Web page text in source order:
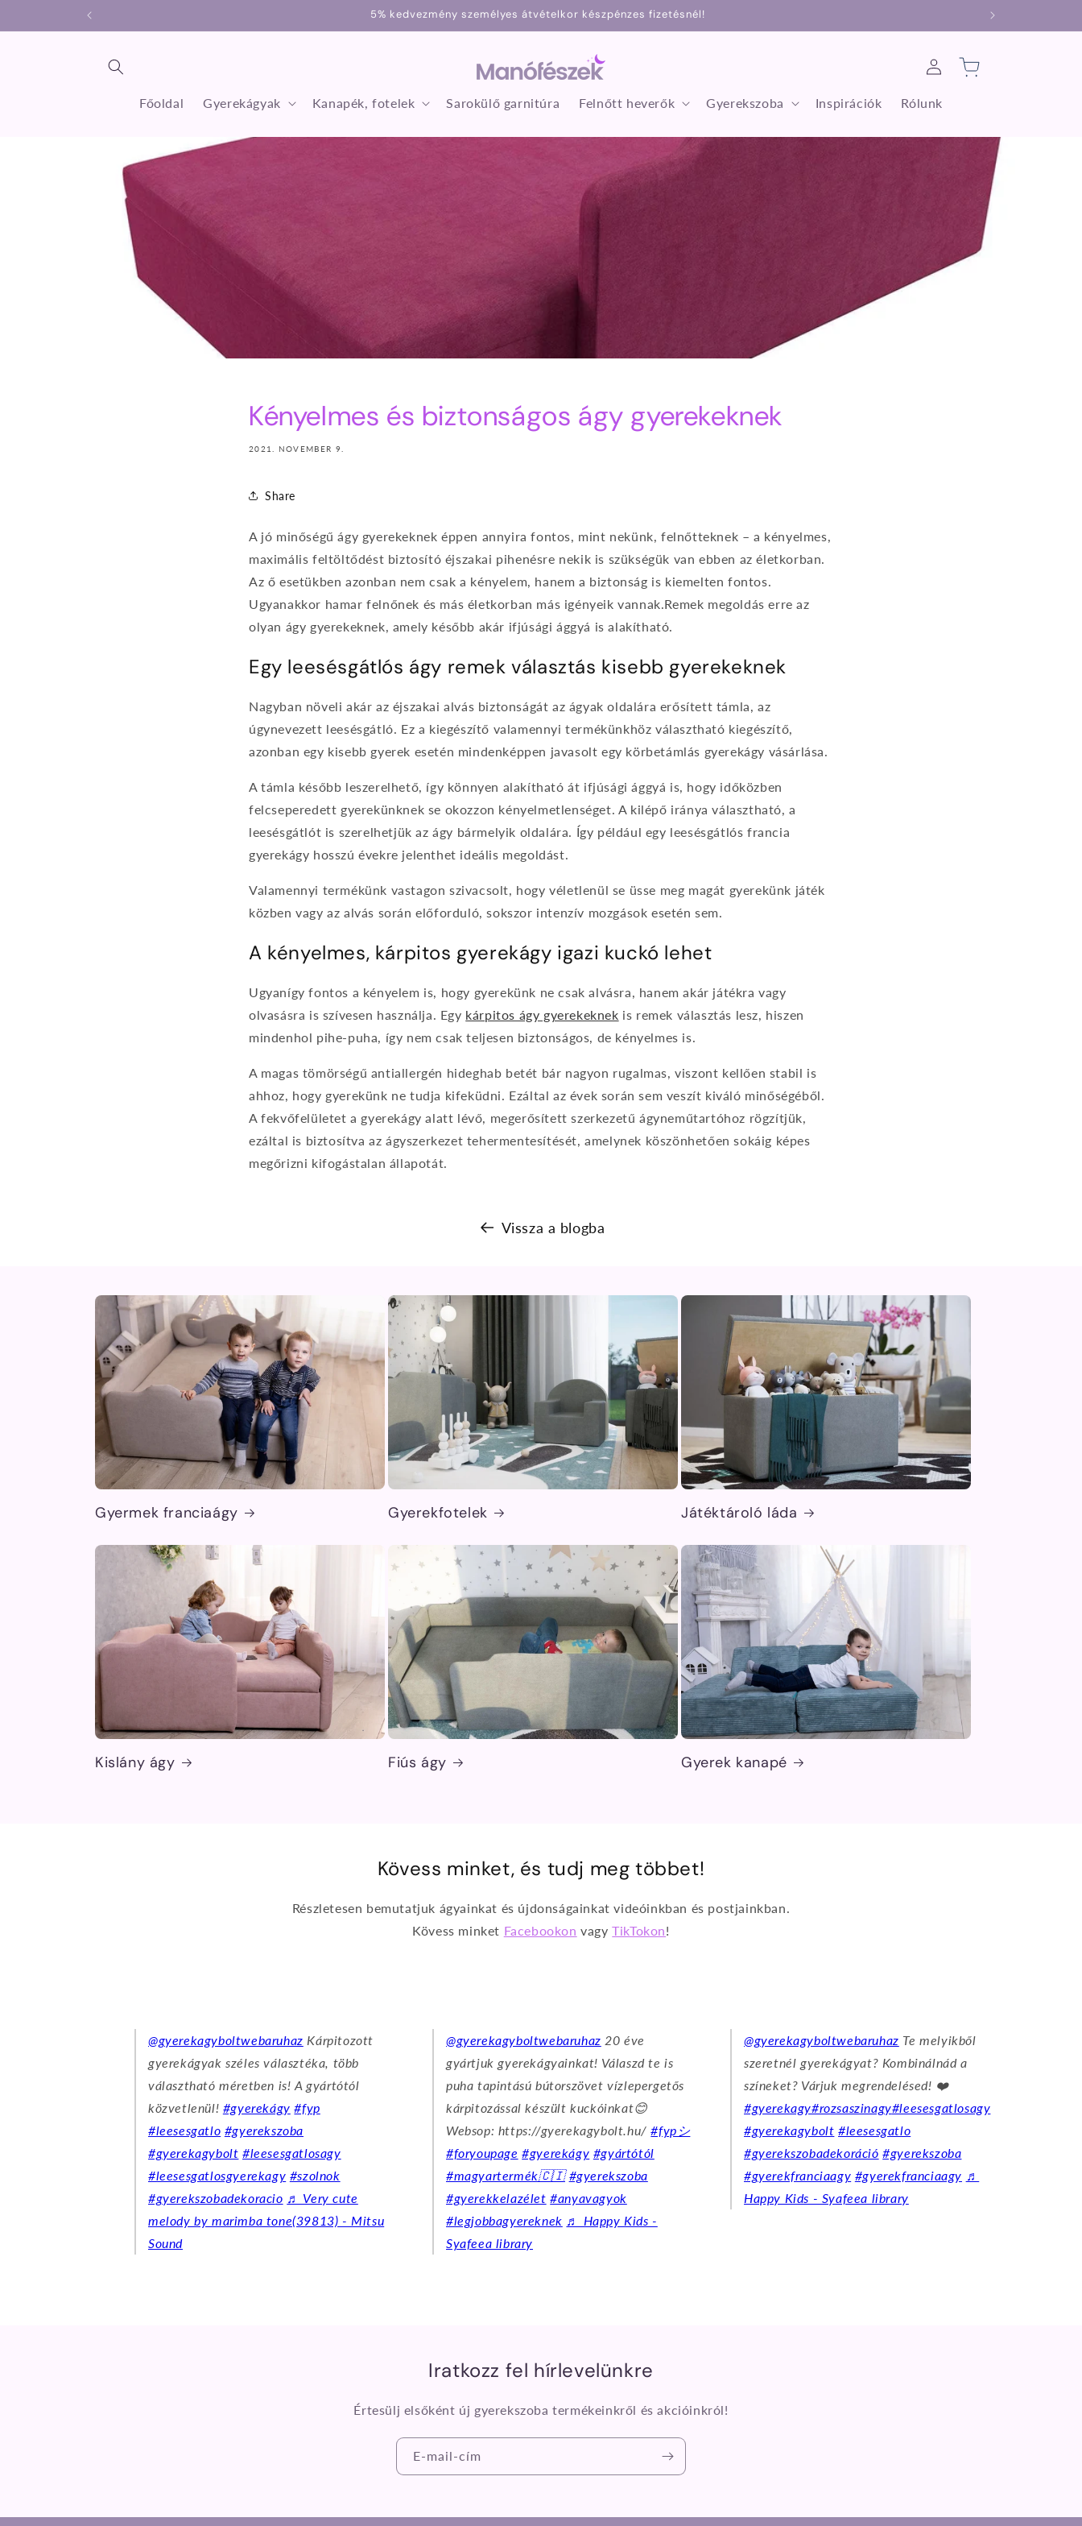
5% kedvezmény személyes átvételkor készpénzes fizetésnél!
Főoldal Gyerekágyak Kanapék, fotelek Sarokülő garnitúra Felnőtt heverők Gyerekszoba Inspirációk Rólunk
Bejelentkezés
Kosár
Kényelmes és biztonságos ágy gyerekeknek
2021. NOVEMBER 9.
Share
A jó minőségű ágy gyerekeknek éppen annyira fontos, mint nekünk, felnőtteknek – a kényelmes,
maximális feltöltődést biztosító éjszakai pihenésre nekik is szükségük van ebben az életkorban.
Az ő esetükben azonban nem csak a kényelem, hanem a biztonság is kiemelten fontos.
Ugyanakkor hamar felnőnek és más életkorban más igényeik vannak.Remek megoldás erre az
olyan ágy gyerekeknek, amely később akár ifjúsági ággyá is alakítható.
Egy leesésgátlós ágy remek választás kisebb gyerekeknek
Nagyban növeli akár az éjszakai alvás biztonságát az ágyak oldalára erősített támla, az
úgynevezett leesésgátló. Ez a kiegészítő valamennyi termékünkhöz választható kiegészítő,
azonban egy kisebb gyerek esetén mindenképpen javasolt egy körbetámlás gyerekágy vásárlása.
A támla később leszerelhető, így könnyen alakítható át ifjúsági ággyá is, hogy időközben
felcseperedett gyerekünknek se okozzon kényelmetlenséget. A kilépő iránya választható, a
leesésgátlót is szerelhetjük az ágy bármelyik oldalára. Így például egy leesésgátlós francia
gyerekágy hosszú évekre jelenthet ideális megoldást.
Valamennyi termékünk vastagon szivacsolt, hogy véletlenül se üsse meg magát gyerekünk játék
közben vagy az alvás során előforduló, sokszor intenzív mozgások esetén sem.
A kényelmes, kárpitos gyerekágy igazi kuckó lehet
Ugyanígy fontos a kényelem is, hogy gyerekünk ne csak alvásra, hanem akár játékra vagy
olvasásra is szívesen használja. Egy kárpitos ágy gyerekeknek is remek választás lesz, hiszen
mindenhol pihe-puha, így nem csak teljesen biztonságos, de kényelmes is.
A magas tömörségű antiallergén hideghab betét bár nagyon rugalmas, viszont kellően stabil is
ahhoz, hogy gyerekünk ne tudja kifeküdni. Ezáltal az évek során sem veszít kiváló minőségéből.
A fekvőfelületet a gyerekágy alatt lévő, megerősített szerkezetű ágyneműtartóhoz rögzítjük,
ezáltal is biztosítva az ágyszerkezet tehermentesítését, amelynek köszönhetően sokáig képes
megőrizni kifogástalan állapotát.
Vissza a blogba
Gyermek franciaágy Gyerekfotelek Játéktároló láda
Kislány ágy Fiús ágy Gyerek kanapé
Kövess minket, és tudj meg többet!
Részletesen bemutatjuk ágyainkat és újdonságainkat videóinkban és postjainkban.
Kövess minket Facebookon vagyTikTokon!
@gyerekagyboltwebaruhaz Kárpitozott
gyerekágyak széles választéka, több
választható méretben is! A gyártótól
közvetlenül! #gyerekágy #fyp
#leesesgatlo #gyerekszoba
#gyerekagybolt #leesesgatlosagy
#leesesgatlosgyerekagy #szolnok
#gyerekszobadekoracio ♬ Very cute
melody by marimba tone(39813) - Mitsu
Sound
@gyerekagyboltwebaruhaz 20 éve
gyártjuk gyerekágyainkat! Válaszd te is
puha tapintású bútorszövet vízlepergetős
kárpitozással készült kuckóinkat😊
Websop: https://gyerekagybolt.hu/#fypシ
#foryoupage #gyerekágy #gyártótól
#magyartermék🇨🇮 #gyerekszoba
#gyerekkelazélet #anyavagyok
#legjobbagyereknek ♬ Happy Kids -
Syafeea library
@gyerekagyboltwebaruhaz Te melyikből
szeretnél gyerekágyat? Kombinálnád a
színeket? Várjuk megrendelésed! ❤️
#gyerekagy#rozsaszinagy#leesesgatlosagy
#gyerekagybolt #leesesgatlo
#gyerekszobadekoráció #gyerekszoba
#gyerekfranciaagy #gyerekfranciaagy ♬
Happy Kids - Syafeea library
Iratkozz fel hírlevelünkre
Értesülj elsőként új gyerekszoba termékeinkről és akcióinkról!
E-mail-cím